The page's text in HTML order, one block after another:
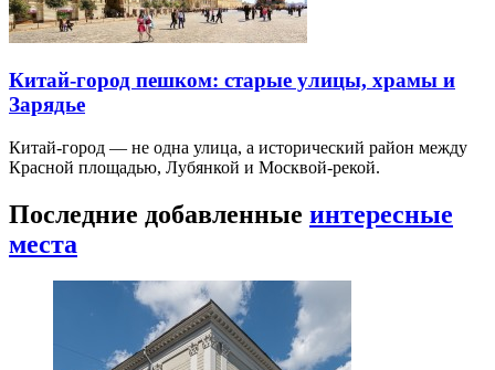
Китай-город пешком: старые улицы, храмы и
Зарядье
Китай-город — не одна улица, а исторический район между
Красной площадью, Лубянкой и Москвой-рекой.
Последние добавленные интересные
места